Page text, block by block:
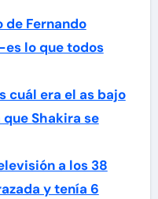
de Fernando
lo que todos
cuál era el as bajo
Shakira se
a los 38
y tenía 6